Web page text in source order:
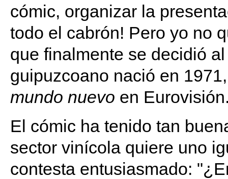
cómic, organizar la
todo el cabrón! Pero yo no
que finalmente se decidió
guipuzcoano nació en
mundo nuevo en
El cómic ha tenido tan
sector vinícola quiere uno
contesta entusiasmado: